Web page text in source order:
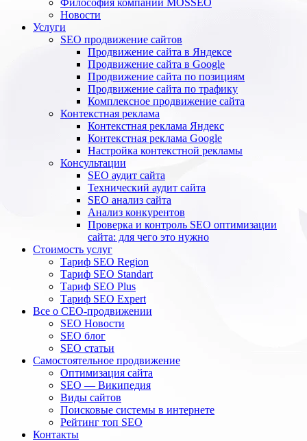
Философия компании MOSSEO
Новости
Услуги
SEO продвижение сайтов
Продвижение сайта в Яндексе
Продвижение сайта в Google
Продвижение сайта по позициям
Продвижение сайта по трафику
Комплексное продвижение сайта
Контекстная реклама
Контекстная реклама Яндекс
Контекстная реклама Google
Настройка контекстной рекламы
Консультации
SEO аудит сайта
Технический аудит сайта
SEO анализ сайта
Анализ конкурентов
Проверка и контроль SEO оптимизации
сайта: для чего это нужно
Стоимость услуг
Тариф SEO Region
Тариф SEO Standart
Тариф SEO Plus
Тариф SEO Expert
Все о СЕО-продвижении
SEO Новости
SEO блог
SEO статьи
Самостоятельное продвижение
Оптимизация сайта
SEO — Википедия
Виды сайтов
Поисковые системы в интернете
Рейтинг топ SEO
Контакты